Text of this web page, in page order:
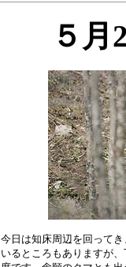
５月
今日は知床周辺を回って
いるところもありますが